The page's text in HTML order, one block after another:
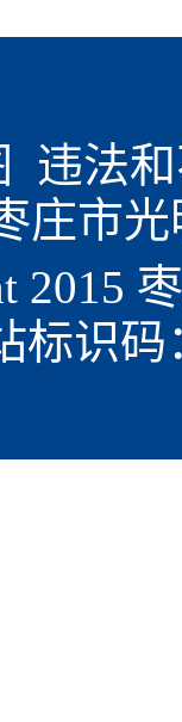
违法
庄市光
2015
标识码